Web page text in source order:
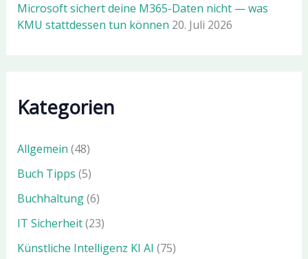
Microsoft sichert deine M365-Daten nicht — was
KMU stattdessen tun können 20. Juli 2026
Kategorien
Allgemein (48)
Buch Tipps (5)
Buchhaltung(6)
IT Sicherheit(23)
Künstliche Intelligenz KI AI (75)